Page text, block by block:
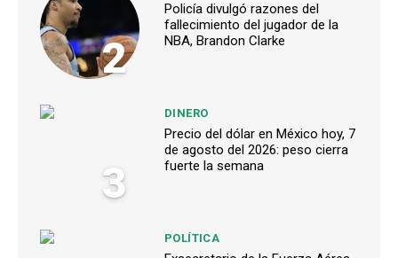
2
Policía divulgó razones del
fallecimiento del jugador de la
NBA, Brandon Clarke
3
DINERO
Precio del dólar en México hoy, 7
de agosto del 2026: peso cierra
fuerte la semana
POLÍTICA